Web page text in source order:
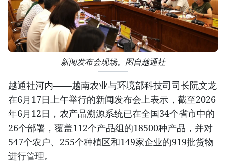
新闻发布会现场。图自越通社
越通社河内——越南农业与环境部科技司司长阮文龙
在6月17日上午举行的新闻发布会上表示，截至2026
年6月12日，农产品溯源系统已在全国34个省市中的
26个部署，覆盖112个产品组的18500种产品，并对
547个农户、255个种植区和149家企业的919批货物
进行管理。